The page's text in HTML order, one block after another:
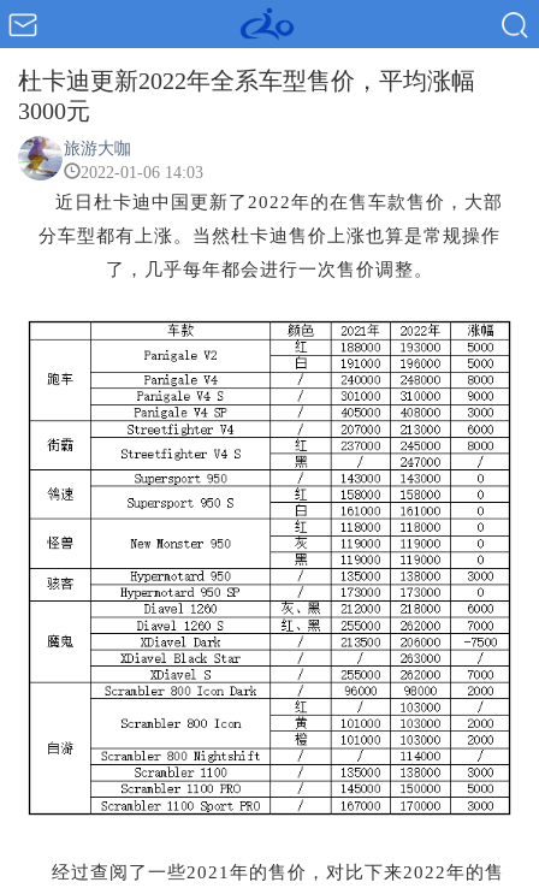
杜卡迪更新2022年全系车型售价，平均涨幅
3000元
旅游大咖
2022-01-06 14:03
近日杜卡迪中国更新了2022年的在售车款售价，大部
分车型都有上涨。当然杜卡迪售价上涨也算是常规操作
了，几乎每年都会进行一次售价调整。
经过查阅了一些2021年的售价，对比下来2022年的售